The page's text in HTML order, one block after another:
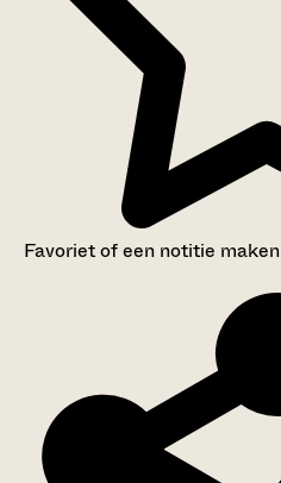
Favoriet of een notitie maken